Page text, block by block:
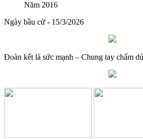
Lượt xem:573 | lượt tải:0
Năm 2016
Ngày bầu cử - 15/3/2026
Đoàn kết là sức mạnh – Chung tay chấm